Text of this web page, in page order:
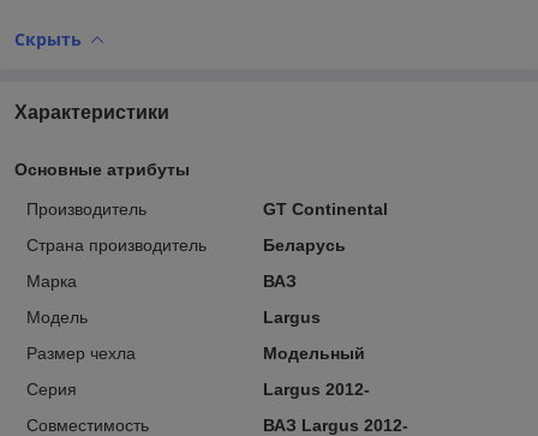
Скрыть
Характеристики
Основные атрибуты
Производитель
GT Continental
Страна производитель
Беларусь
Марка
ВАЗ
Модель
Largus
Размер чехла
Модельный
Серия
Largus 2012-
Совместимость
ВАЗ Largus 2012-